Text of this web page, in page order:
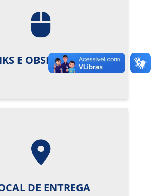
E OBSERVAÇÕES
DE ENTREGA